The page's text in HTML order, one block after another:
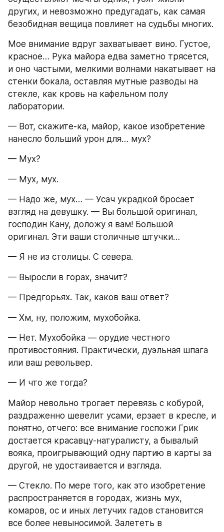
других, и невозможно предугадать, как самая
безобидная вещица повлияет на судьбы многих.
Мое внимание вдруг захватывает вино. Густое,
красное… Рука майора едва заметно трясется,
и оно частыми, мелкими волнами накатывает на
стенки бокала, оставляя мутные разводы на
стекле, как кровь на кафельном полу
лаборатории.
— Вот, скажите-ка, майор, какое изобретение
нанесло больший урон для… мух?
— Мух?
— Мух, мух.
— Надо же, мух… — Усач украдкой бросает
взгляд на девушку. — Вы большой оригинал,
господин Кану, доложу я вам! Большой
оригинал. Эти ваши столичные штучки…
— Я не из столицы. С севера.
— Выросли в горах, значит?
— Предгорьях. Так, каков ваш ответ?
— Хм, ну, положим, мухобойка.
— Нет. Мухобойка — орудие честного
противостояния. Практически, дуэльная шпага
или ваш револьвер.
— И что же тогда?
Майор невольно трогает перевязь с кобурой,
раздраженно шевелит усами, ерзает в кресле, и
понятно, отчего: все внимание госпожи Грик
достается красавцу-натуралисту, а бывалый
вояка, проигрывающий одну партию в карты за
другой, не удостаивается и взгляда.
— Стекло. По мере того, как это изобретение
распространяется в городах, жизнь мух,
комаров, ос и иных летучих гадов становится
все более невыносимой. Залететь в